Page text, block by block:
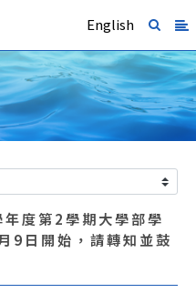
English
度第2學期大學部學
9日開始，請轉知並鼓